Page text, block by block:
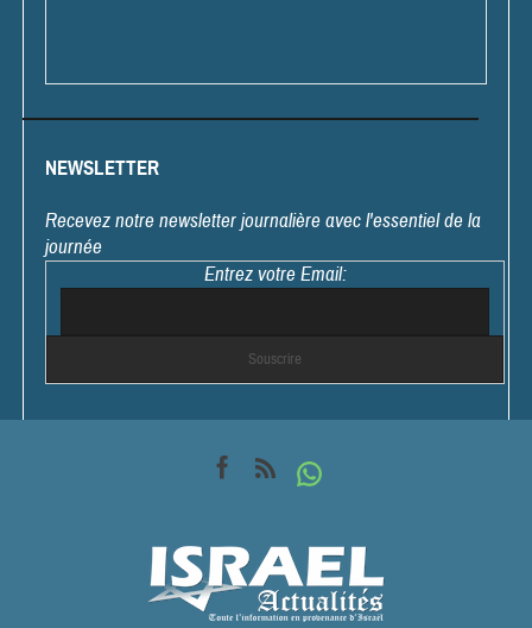
NEWSLETTER
Recevez notre newsletter journalière avec l'essentiel de la
journée
Entrez votre Email: